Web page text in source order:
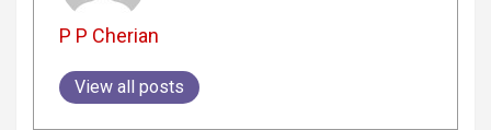
P P Cherian
View all posts